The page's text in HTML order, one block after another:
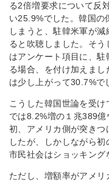
る2倍増要求について反
い25.9%でした。韓国の
しまうと、駐韓米軍が
ると吹聴しました。そう
はアンケート項目に、
る場合、を付け加えま
は少し上がって30.7%で
こうした韓国世論を受
では8.2%増の１兆389
初、アメリカ側が突きつ
したが、しかしながら
市民社会はショッキング
ただし、増額率がアメ